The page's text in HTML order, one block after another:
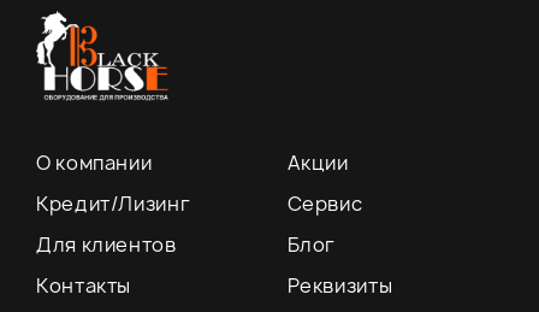
О компании
Акции
Кредит/Лизинг
Сервис
Для клиентов
Блог
Контакты
Реквизиты